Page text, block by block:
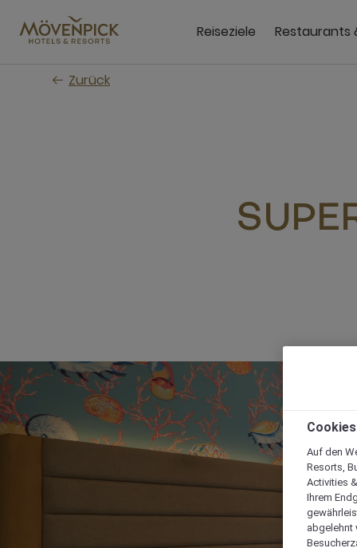
Hauptinhalt
wechseln
Reiseziele Restaurants
Zurück
Auf den
Resorts,
Activities
Ihrem
abgelehnt